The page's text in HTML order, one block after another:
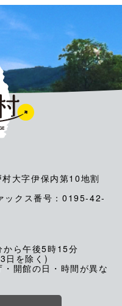
大字伊保内第10地割
クス番号：0195-42-
から午後5時15分
日を除く)
開館の日・時間が異な